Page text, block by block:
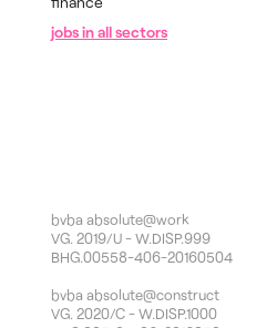
jobs in all sectors
bvba absolute@work
VG. 2019/U - W.DISP.999
BHG.00558-406-20160504
bvba absolute@construct
VG. 2020/C - W.DISP.1000